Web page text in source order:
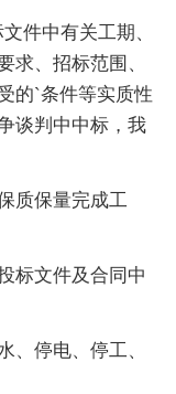
中有关工期、
求、招标范围、
的`条件等实质性
谈判中中标，我
质保量完成工
文件及合同中
停电、停工、